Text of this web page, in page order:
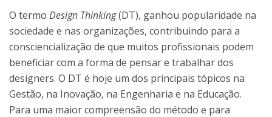
O termo Design Thinking(DT), ganhou popularidade na
sociedade e nas organizações, contribuindo para a
consciencialização de que muitos profissionais podem
beneficiar com a forma de pensar e trabalhar dos
designers. O DT é hoje um dos principais tópicos na
Gestão, na Inovação, na Engenharia e na Educação.
Para uma maior compreensão do método e para